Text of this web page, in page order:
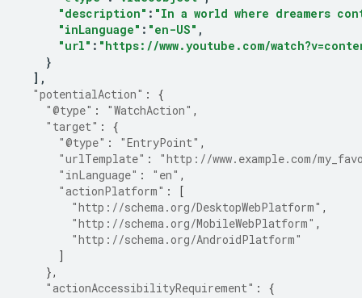
"description" : "In a world where dreamers
"inLanguage" : "en-US" ,
"url" : "https://www.youtube.com/
}
],
"potentialAction" :
{
"@type" : "WatchAction" ,
"target" :
{
"@type" : "EntryPoint" ,
"urlTemplate" :
"http://www.example.com/
"inLanguage" : "en" ,
"actionPlatform" :
[
"http://schema.org/DesktopWebPlatform" ,
"http://schema.org/MobileWebPlatform" ,
"http://schema.org/AndroidPlatform"
]
},
"actionAccessibilityRequirement" :
{